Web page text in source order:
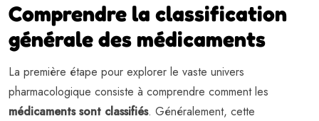
Comprendre la classification
générale des médicaments
La première étape pour explorer le vaste univers
pharmacologique consiste à comprendre comment les
médicaments sont classifiés. Généralement, cette